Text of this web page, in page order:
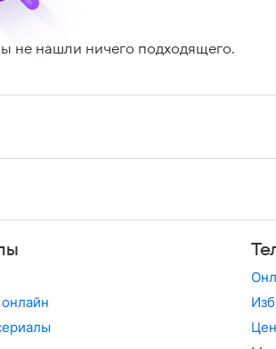
не нашли ничего подходящего.